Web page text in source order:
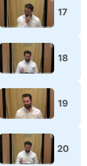
17
18
19
20